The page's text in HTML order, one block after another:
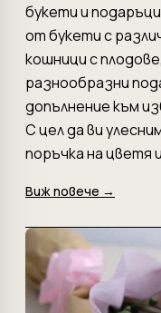
букети и
от букети с
кошници с
разнообразни
допълнение към
С цел да ви
поръчка на цветя
Виж повече →